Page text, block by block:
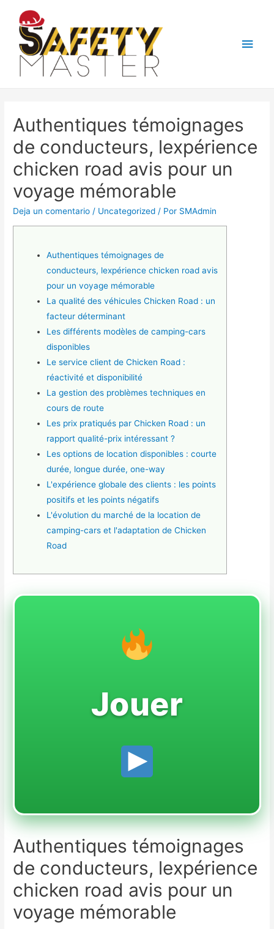
Authentiques témoignages
de conducteurs, lexpérience
chicken road avis pour un
voyage mémorable
Deja un comentario / Uncategorized / Por SMAdmin
Authentiques témoignages de
conducteurs, lexpérience chicken road avis
pour un voyage mémorable
La qualité des véhicules Chicken Road : un
facteur déterminant
Les différents modèles de camping-cars
disponibles
Le service client de Chicken Road :
réactivité et disponibilité
La gestion des problèmes techniques en
cours de route
Les prix pratiqués par Chicken Road : un
rapport qualité-prix intéressant ?
Les options de location disponibles : courte
durée, longue durée, one-way
L'expérience globale des clients : les points
positifs et les points négatifs
L'évolution du marché de la location de
camping-cars et l'adaptation de Chicken
Road
Jouer
Authentiques témoignages
de conducteurs, lexpérience
chicken road avis pour un
voyage mémorable